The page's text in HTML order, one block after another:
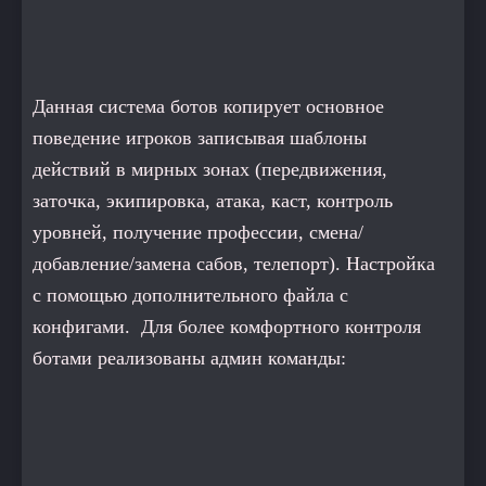
Данная система ботов копирует основное
поведение игроков записывая шаблоны
действий в мирных зонах (передвижения,
заточка, экипировка, атака, каст, контроль
уровней, получение профессии, смена/
добавление/замена сабов, телепорт). Настройка
с помощью дополнительного файла с
конфигами.
Для более комфортного контроля
ботами реализованы админ команды: